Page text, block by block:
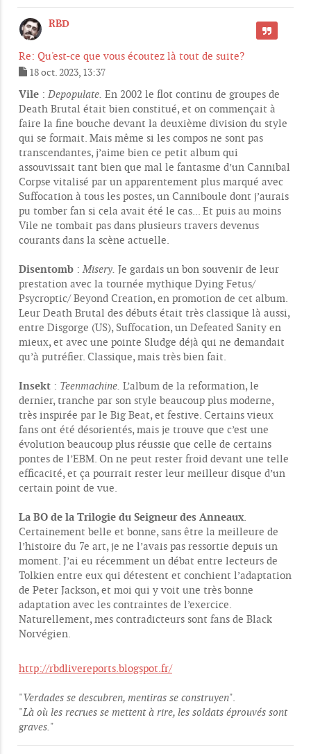
RBD
Re: Qu'est-ce que vous écoutez là tout de suite?
CITER
e
s
s
a
g
e
18 oct. 2023, 13:37
Vile : Depopulate. En 2002 le flot continu de groupes de
Death Brutal était bien constitué, et on commençait à
faire la fine bouche devant la deuxième division du style
qui se formait. Mais même si les compos ne sont pas
transcendantes, j’aime bien ce petit album qui
assouvissait tant bien que mal le fantasme d’un Cannibal
Corpse vitalisé par un apparentement plus marqué avec
Suffocation à tous les postes, un Canniboule dont j’aurais
pu tomber fan si cela avait été le cas... Et puis au moins
Vile ne tombait pas dans plusieurs travers devenus
courants dans la scène actuelle.
Disentomb :Misery. Je gardais un bon souvenir de leur
prestation avec la tournée mythique Dying Fetus/
Psycroptic/ Beyond Creation, en promotion de cet album.
Leur Death Brutal des débuts était très classique là aussi,
entre Disgorge (US), Suffocation, un Defeated Sanity en
mieux, et avec une pointe Sludge déjà qui ne demandait
qu’à putréfier. Classique, mais très bien fait.
Insekt : Teenmachine. L’album de la reformation, le
dernier, tranche par son style beaucoup plus moderne,
très inspirée par le Big Beat, et festive. Certains vieux
fans ont été désorientés, mais je trouve que c’est une
évolution beaucoup plus réussie que celle de certains
pontes de l’EBM. On ne peut rester froid devant une telle
efficacité, et ça pourrait rester leur meilleur disque d’un
certain point de vue.
La BO de la Trilogie du Seigneur des Anneaux.
Certainement belle et bonne, sans être la meilleure de
l’histoire du 7e art, je ne l’avais pas ressortie depuis un
moment. J’ai eu récemment un débat entre lecteurs de
Tolkien entre eux qui détestent et conchient l’adaptation
de Peter Jackson, et moi qui y voit une très bonne
adaptation avec les contraintes de l’exercice.
Naturellement, mes contradicteurs sont fans de Black
Norvégien.
http://rbdlivereports.blogspot.fr/
"Verdades se descubren, mentiras se construyen".
"Là où les recrues se mettent à rire, les soldats éprouvés sont
graves. "